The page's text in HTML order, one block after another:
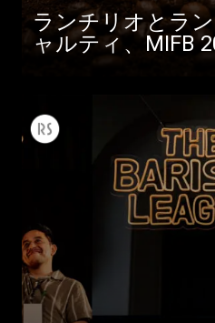
ランチリオとラ
ャルティ、MIFB